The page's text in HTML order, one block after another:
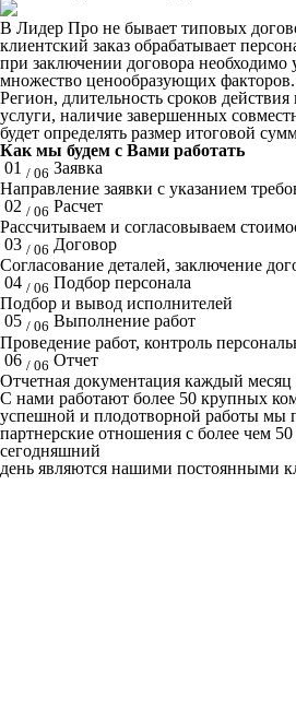
В Лидер Про не бывает типовых
клиентский заказ обрабатывает
при заключении договора необходимо
множество ценообразующих факторов.
Регион, длительность сроков
услуги, наличие завершенных
будет определять размер итоговой
Как мы будем с Вами работать
01 / 06 Заявка
Направление заявки с указанием
02 / 06 Расчет
Рассчитываем и согласовываем
03 / 06 Договор
Согласование деталей, заключение
04 / 06 Подбор персонала
Подбор и вывод исполнителей
05 / 06 Выполнение работ
Проведение работ, контроль
06 / 06 Отчет
Отчетная документация каждый месяц
C нами работают более 50 крупных
успешной и плодотворной работы мы
партнерские отношения с более чем
сегодняшний
день являются нашими постоянными